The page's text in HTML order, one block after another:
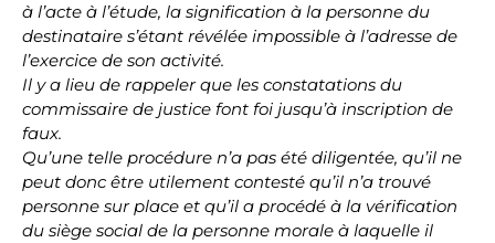
à l’acte à l’étude, la signification à la personne du
destinataire s’étant révélée impossible à l’adresse de
l’exercice de son activité.
Il y a lieu de rappeler que les constatations du
commissaire de justice font foi jusqu’à inscription de
faux.
Qu’une telle procédure n’a pas été diligentée, qu’il ne
peut donc être utilement contesté qu’il n’a trouvé
personne sur place et qu’il a procédé à la vérification
du siège social de la personne morale à laquelle il